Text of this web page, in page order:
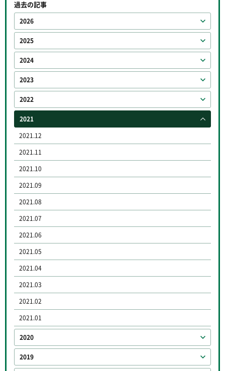
過去の記事
2026
2025
2024
2023
2022
2021
2021.12
2021.11
2021.10
2021.09
2021.08
2021.07
2021.06
2021.05
2021.04
2021.03
2021.02
2021.01
2020
2019